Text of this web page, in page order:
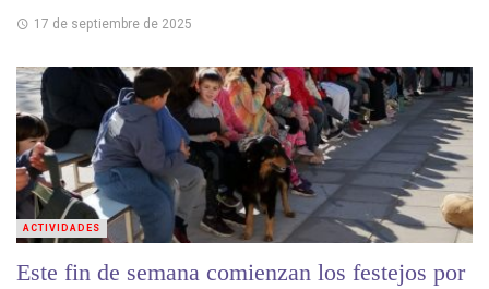
17 de septiembre de 2025
Este fin de semana comienzan los festejos por
ACTIVIDADES